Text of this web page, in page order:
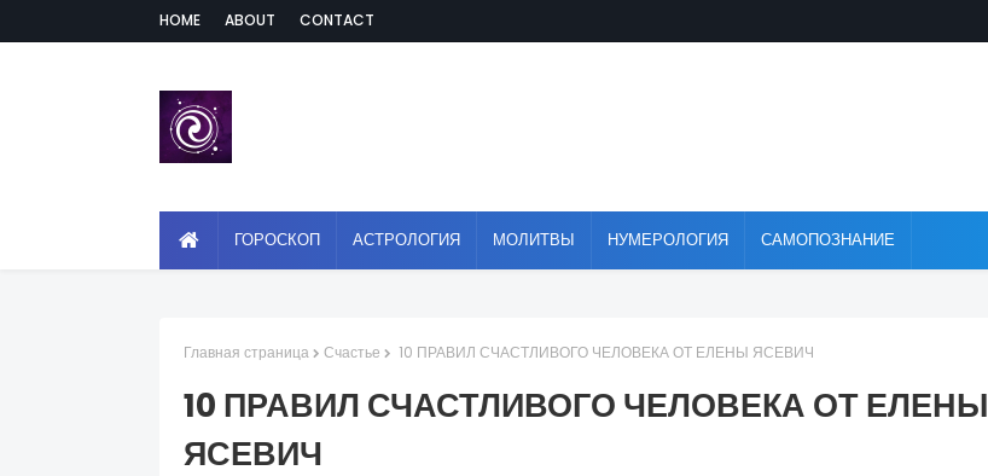
HOME ABOUT CONTACT
ГОРОСКОП АСТРОЛОГИЯ МОЛИТВЫ НУМЕРОЛОГИЯ САМОПОЗНАНИЕ
Главная страница Счастье 10 ПРАВИЛ СЧАСТЛИВОГО ЧЕЛОВЕКА ОТ ЕЛЕНЫ ЯСЕВИЧ
10 ПРАВИЛ СЧАСТЛИВОГО ЧЕЛОВЕКА ОТ ЕЛЕНЫ
ЯСЕВИЧ